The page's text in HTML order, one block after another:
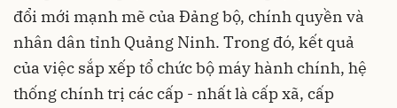
đổi mới mạnh mẽ của Đảng bộ, chính quyền và
nhân dân tỉnh Quảng Ninh. Trong đó, kết quả
của việc sắp xếp tổ chức bộ máy hành chính, hệ
thống chính trị các cấp - nhất là cấp xã, cấp